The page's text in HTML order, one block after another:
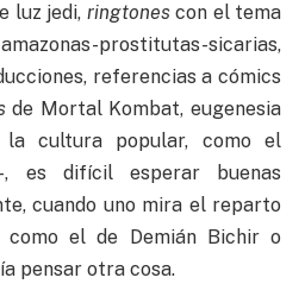
luz jedi, ringtones con el tema
prostitutas-sicarias,
referencias a cómics
de Mortal Kombat, eugenesia
cultura popular, como el
es difícil esperar buenas
cuando uno mira el reparto
como el de Demián Bichir o
pensar otra cosa.